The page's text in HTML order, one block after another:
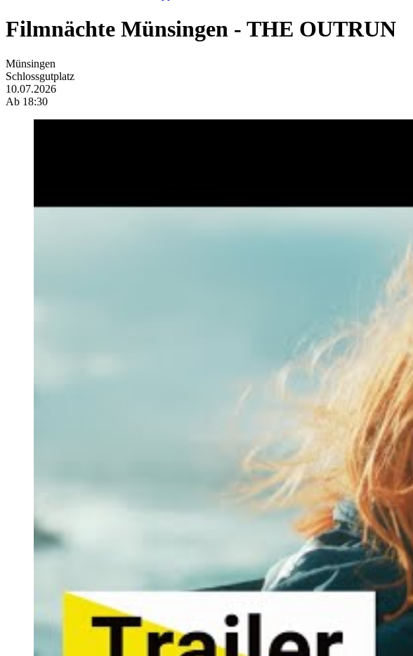
Filmnächte Münsingen - THE OUTRUN
Münsingen
Schlossgutplatz
10.07.2026
Ab 18:30